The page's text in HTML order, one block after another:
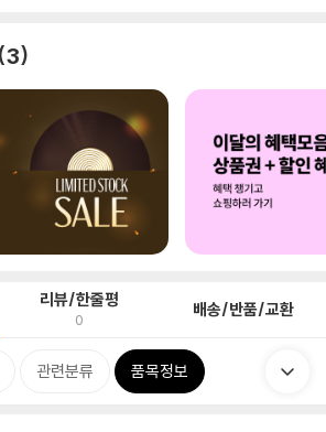
3
리뷰/한줄평
0 배송/반품/교환
관련분류 품목정보